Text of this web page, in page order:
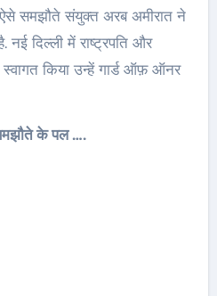
समझौते संयुक्त अरब अमीरात ने
दिल्ली में राष्ट्रपति और
किया उन्हें गार्ड ऑफ़ ऑनर
के पल ….